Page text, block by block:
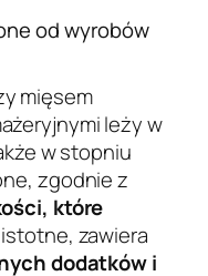
od wyrobów
mięsem
leży w
w stopniu
zgodnie z
które
zawiera
dodatków i